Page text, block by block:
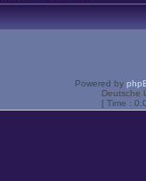
Powered by
Deutsche
[ Time :